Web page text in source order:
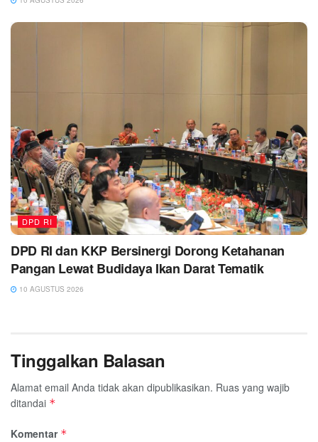
DPD RI
DPD RI dan KKP Bersinergi Dorong Ketahanan
Pangan Lewat Budidaya Ikan Darat Tematik
10 AGUSTUS 2026
Tinggalkan Balasan
Alamat email Anda tidak akan dipublikasikan. Ruas yang wajib
ditandai *
Komentar *